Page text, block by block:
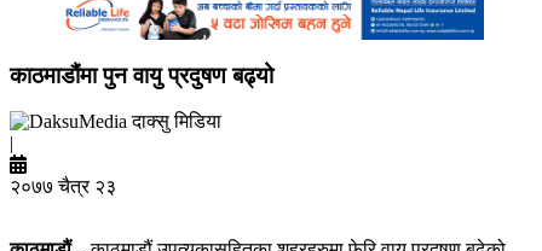
काठमाडौंमा पुन वायु प्रदुषण बढ्यो
दाक्सु मिडिया
|
२०७७ चैत्र २३